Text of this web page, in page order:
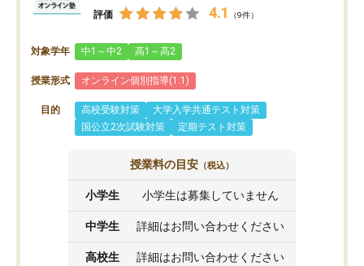
評価 4.1 （9件）
対象学年 中1～中2 高1～高2
授業形式 オンライン個別指導(1:1)
目的 高校受験対策
大学入学共通テスト対策
国公立2次試験対策
定期テスト対策
授業料の目安 （税込）
小学生 小学生は募集していません
中学生 詳細はお問い合わせください
高校生 詳細はお問い合わせください